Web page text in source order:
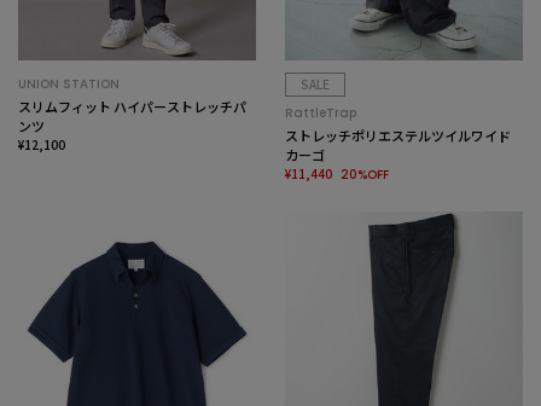
UNION STATION
スリムフィット ハイパーストレッチパ
ンツ
¥12,100
SALE
RattleTrap
ストレッチポリエステルツイルワイド
カーゴ
¥11,440 20%OFF